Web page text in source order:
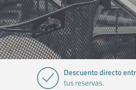
Descuento directo
tus reservas.